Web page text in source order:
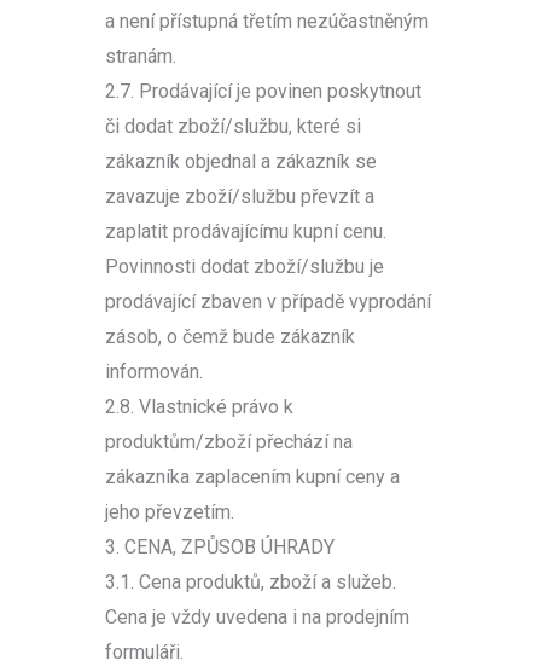
a není přístupná třetím nezúčastněným
stranám.
2.7. Prodávající je povinen poskytnout
či dodat zboží/službu, které si
zákazník objednal a zákazník se
zavazuje zboží/službu převzít a
zaplatit prodávajícímu kupní cenu.
Povinnosti dodat zboží/službu je
prodávající zbaven v případě vyprodání
zásob, o čemž bude zákazník
informován.
2.8. Vlastnické právo k
produktům/zboží přechází na
zákazníka zaplacením kupní ceny a
jeho převzetím.
3. CENA, ZPŮSOB ÚHRADY
3.1. Cena produktů, zboží a služeb.
Cena je vždy uvedena i na prodejním
formuláři.